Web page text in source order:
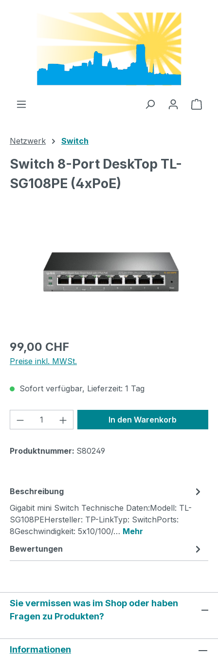
Zum Hauptinhalt springen
Netzwerk Switch
Switch 8-Port DeskTop TL-
SG108PE (4xPoE)
Regulärer Preis:
99,00 CHF
Preise inkl. MWSt.
Sofort verfügbar, Lieferzeit: 1 Tag
Produkt Anzahl: Gib denIn den Warenkorb
Produktnummer: S80249
Beschreibung
Gigabit mini Switch Technische Daten:Modell: TL-
SG108PEHersteller: TP-LinkTyp: SwitchPorts:
8Geschwindigkeit: 5x10/100/… Mehr
Bewertungen
Sie vermissen was im Shop oder haben
Fragen zu Produkten?
Informationen